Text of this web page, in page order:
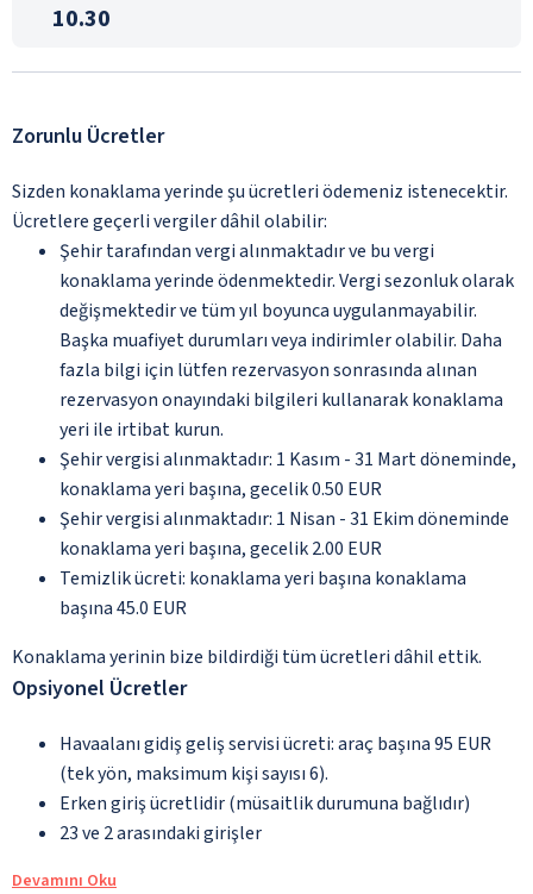
10.30
Zorunlu Ücretler
Sizden konaklama yerinde şu ücretleri ödemeniz istenecektir.
Ücretlere geçerli vergiler dâhil olabilir:
Şehir tarafından vergi alınmaktadır ve bu vergi
konaklama yerinde ödenmektedir. Vergi sezonluk olarak
değişmektedir ve tüm yıl boyunca uygulanmayabilir.
Başka muafiyet durumları veya indirimler olabilir. Daha
fazla bilgi için lütfen rezervasyon sonrasında alınan
rezervasyon onayındaki bilgileri kullanarak konaklama
yeri ile irtibat kurun.
Şehir vergisi alınmaktadır: 1 Kasım - 31 Mart döneminde,
konaklama yeri başına, gecelik 0.50 EUR
Şehir vergisi alınmaktadır: 1 Nisan - 31 Ekim döneminde
konaklama yeri başına, gecelik 2.00 EUR
Temizlik ücreti: konaklama yeri başına konaklama
başına 45.0 EUR
Konaklama yerinin bize bildirdiği tüm ücretleri dâhil ettik.
Opsiyonel Ücretler
Havaalanı gidiş geliş servisi ücreti: araç başına 95 EUR
(tek yön, maksimum kişi sayısı 6).
Erken giriş ücretlidir (müsaitlik durumuna bağlıdır)
23 ve 2 arasındaki girişler
Devamını Oku